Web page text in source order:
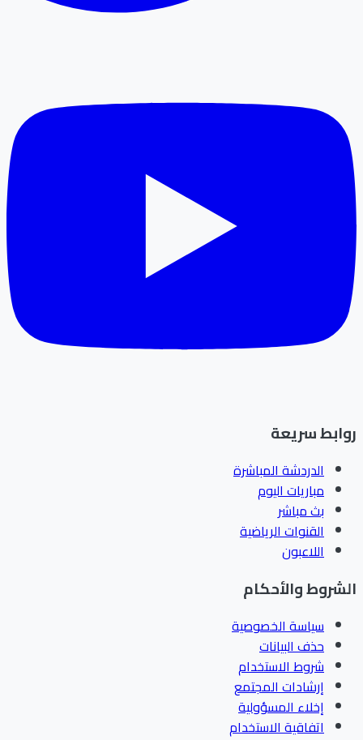
سريعة
الدردشة المباشرة
مباريات اليوم
بث مباشر
القنوات الرياضية
اللاعبون
والأحكام
سياسة الخصوصية
حذف البيانات
شروط الاستخدام
إرشادات المجتمع
إخلاء المسؤولية
اتفاقية الاستخدام